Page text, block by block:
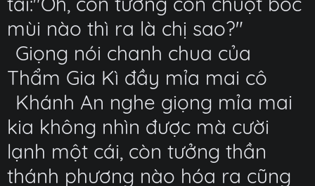
mùi nào thì ra là chị sao?"
Giọng nói chanh chua của
Thẩm Gia Kì đầy mỉa mai cô
Khánh An nghe giọng mỉa mai
kia không nhìn được mà cười
lạnh một cái, còn tưởng thần
thánh phương nào hóa ra cũng